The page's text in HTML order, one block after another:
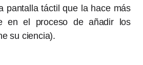
pantalla táctil que la hace más
en el proceso de añadir los
su ciencia).